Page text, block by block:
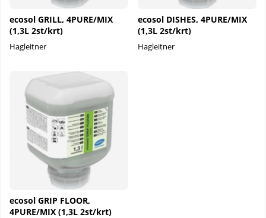
ecosol GRILL, 4PURE/MIX
(1,3L 2st/krt)
Hagleitner
ecosol DISHES, 4PURE/MIX
(1,3L 2st/krt)
Hagleitner
ecosol GRIP FLOOR,
4PURE/MIX (1,3L 2st/krt)